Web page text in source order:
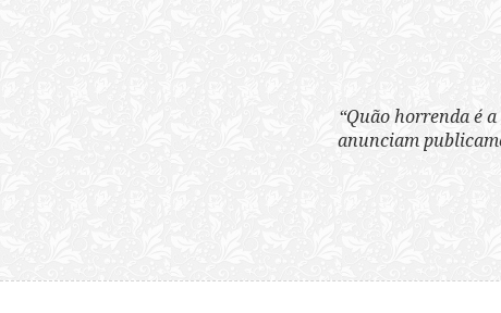
“Quão horrenda é
anunciam